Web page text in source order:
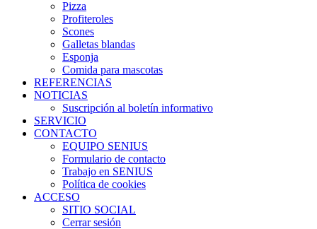
Pizza
Profiteroles
Scones
Galletas blandas
Esponja
Comida para mascotas
REFERENCIAS
NOTICIAS
Suscripción al boletín informativo
SERVICIO
CONTACTO
EQUIPO SENIUS
Formulario de contacto
Trabajo en SENIUS
Política de cookies
ACCESO
SITIO SOCIAL
Cerrar sesión